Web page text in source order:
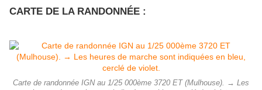
CARTE DE LA RANDONNÉE :
Carte de randonnée IGN au 1/25 000ème 3720 ET (Mulhouse). → Les